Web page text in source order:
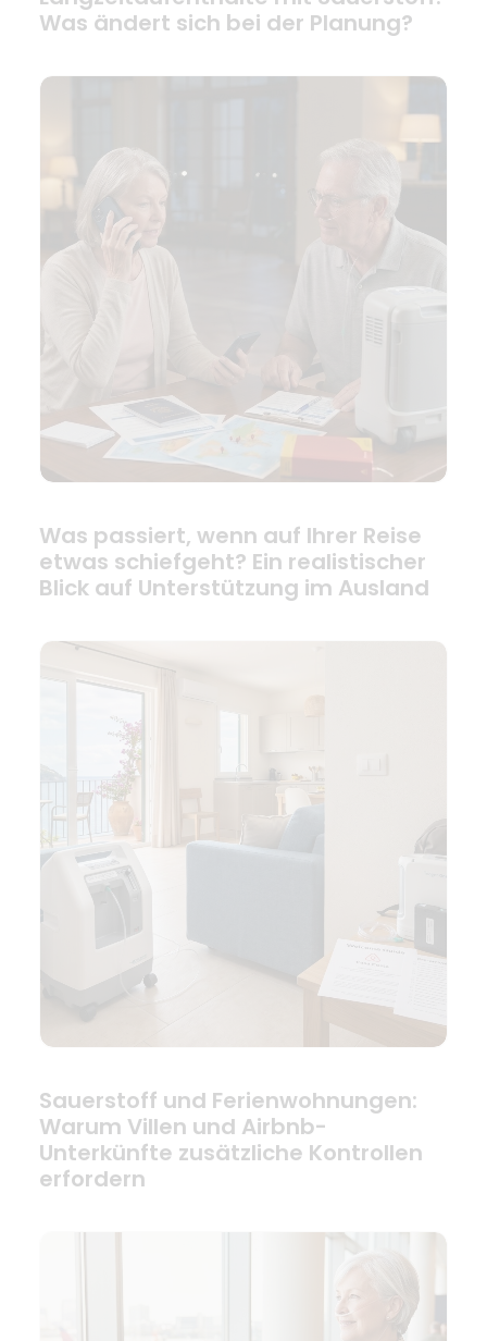
Was ändert sich bei der Planung?
Was passiert, wenn auf Ihrer Reise
etwas schiefgeht? Ein realistischer
Blick auf Unterstützung im Ausland
Sauerstoff und Ferienwohnungen:
Warum Villen und Airbnb-
Unterkünfte zusätzliche Kontrollen
erfordern